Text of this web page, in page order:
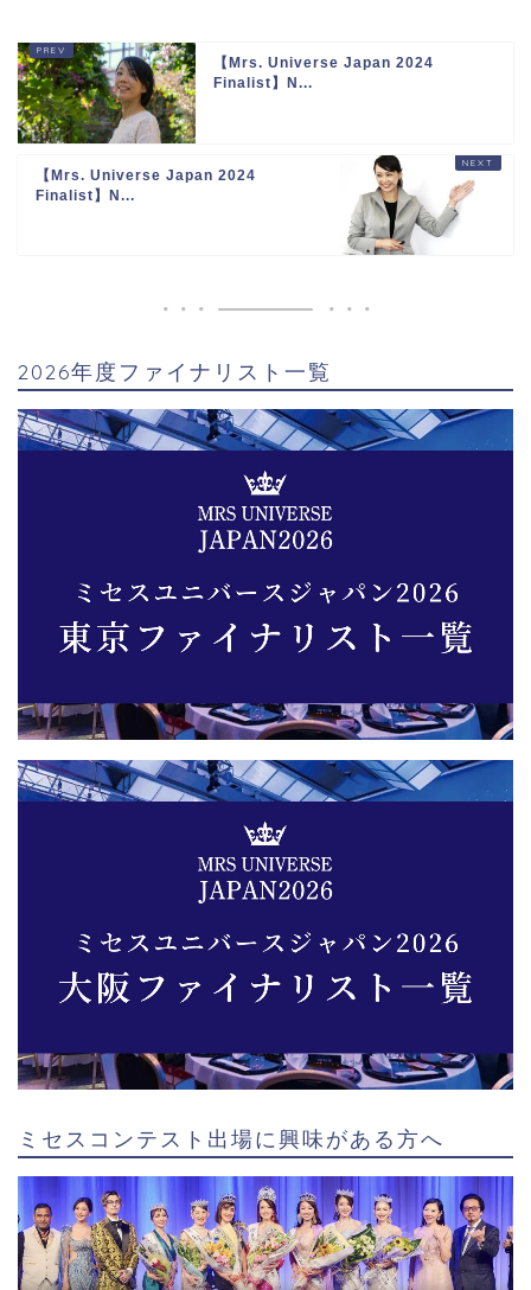
【Mrs. Universe Japan 2024
Finalist】N...
【Mrs. Universe Japan 2024
Finalist】N...
2026年度ファイナリスト一覧
ミセスコンテスト出場に興味がある方へ